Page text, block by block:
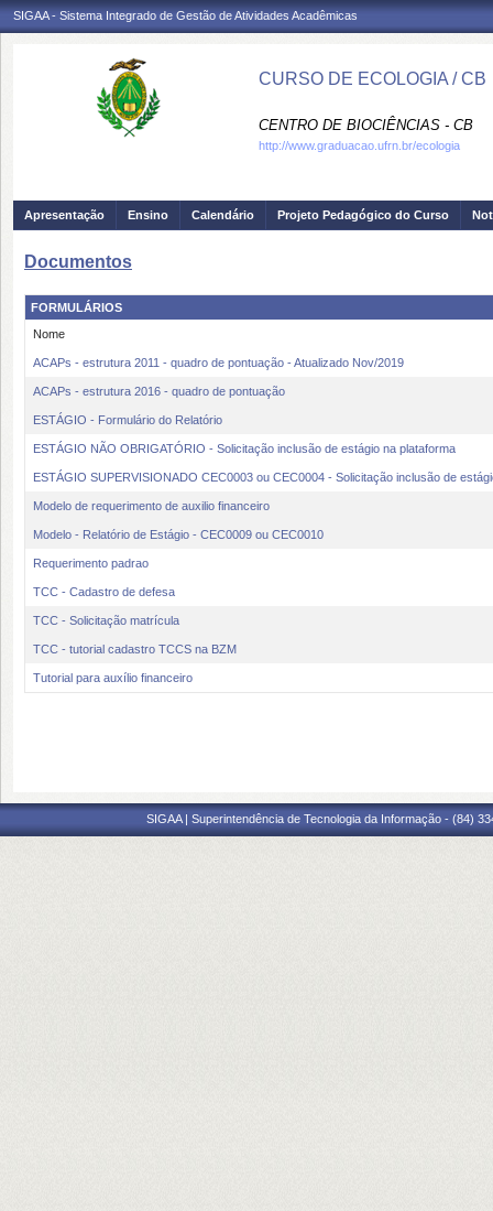
SIGAA - Sistema Integrado de Gestão de Atividades Acadêmicas
CURSO DE ECOLOGIA / CB
CENTRO DE BIOCIÊNCIAS - CB
http://www.graduacao.ufrn.br/ecologia
Apresentação Ensino Calendário Projeto Pedagógico do Curso
Documentos
FORMULÁRIOS
Nome
ACAPs - estrutura 2011 - quadro de pontuação - Atualizado Nov/2019
ACAPs - estrutura 2016 - quadro de pontuação
ESTÁGIO - Formulário do Relatório
ESTÁGIO NÃO OBRIGATÓRIO - Solicitação inclusão de estágio na plataforma
ESTÁGIO SUPERVISIONADO CEC0003 ou CEC0004 - Solicitação inclusão de
Modelo de requerimento de auxilio financeiro
Modelo - Relatório de Estágio - CEC0009 ou CEC0010
Requerimento padrao
TCC - Cadastro de defesa
TCC - Solicitação matrícula
TCC - tutorial cadastro TCCS na BZM
Tutorial para auxílio financeiro
SIGAA | Superintendência de Tecnologia da Informação - (84)